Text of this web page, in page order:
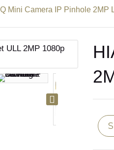
Mini Camera IP Pinhole 2MP